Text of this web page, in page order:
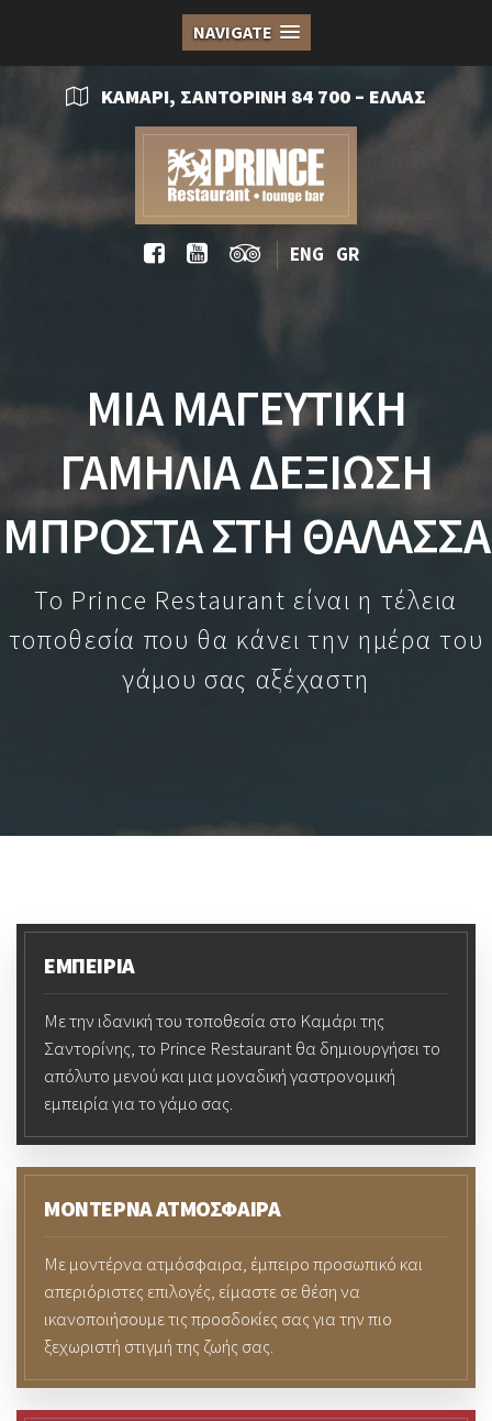
NAVIGATE
ΚΑΜΑΡΙ, ΣΑΝΤΟΡΙΝΗ 84 700 – ΕΛΛΑΣ
ENG GR
ΜΙΑ ΜΑΓΕΥΤΙΚΗ
ΓΑΜΗΛΙΑ ΔΕΞΙΩΣΗ
ΜΠΡΟΣΤΑ ΣΤΗ ΘΑΛΑΣΣΑ
Το Prince Restaurant είναι η τέλεια
τοποθεσία που θα κάνει την ημέρα του
γάμου σας αξέχαστη
ΕΜΠΕΙΡΙΑ
Με την ιδανική του τοποθεσία στο Καμάρι της
Σαντορίνης, το Prince Restaurant θα δημιουργήσει το
απόλυτο μενού και μια μοναδική γαστρονομική
εμπειρία για το γάμο σας.
ΜΟΝΤΕΡΝΑ ΑΤΜΟΣΦΑΙΡΑ
Με μοντέρνα ατμόσφαιρα, έμπειρο προσωπικό και
απεριόριστες επιλογές, είμαστε σε θέση να
ικανοποιήσουμε τις προσδοκίες σας για την πιο
ξεχωριστή στιγμή της ζωής σας.